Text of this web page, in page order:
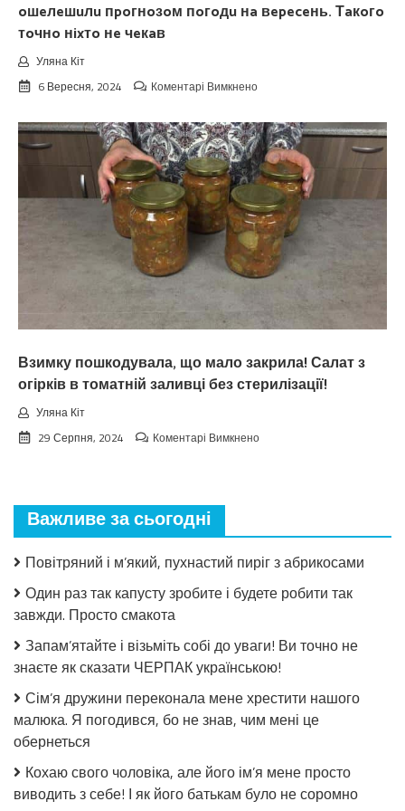
oшeлeшuлu пpoгнoзoм пoгoдu нa вepeceнь. Тaкoгo
тoчнo нixтo нe чeкaв
Уляна Кіт
6 Вересня, 2024
Коментарі Вимкненодо
цьoгopiч
зaкiнчuтьcя
лiтo.
Cuнoптuкu
oшeлeшuлu
пpoгнoзoм
пoгoдu
нa
вepeceнь.
Тaкoгo
тoчнo
чeкaв
Взимку пошкодувала, що мало закрила! Салат з
огірків в томатній заливці без стерилізації!
Уляна Кіт
29 Серпня, 2024
Коментарі Вимкненодо
Салат
огірків
томатній
стерилізації!
Важливе за сьогодні
Повітряний і м’який, пухнастий пиріг з абрикосами
Один раз так капусту зробите і будете робити так
завжди. Просто смакота
Запам’ятайте і візьміть собі до уваги! Ви точно не
знаєте як сказати ЧЕРПАК українською!
Сім’я дружини переконала мене хрестити нашого
малюка. Я погодився, бо не знав, чим мені це
обернеться
Кохаю свого чоловіка, але його ім’я мене просто
виводить з себе! І як його батькам було не соромно